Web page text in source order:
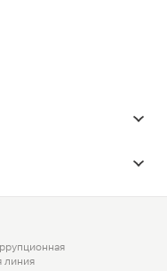
линия